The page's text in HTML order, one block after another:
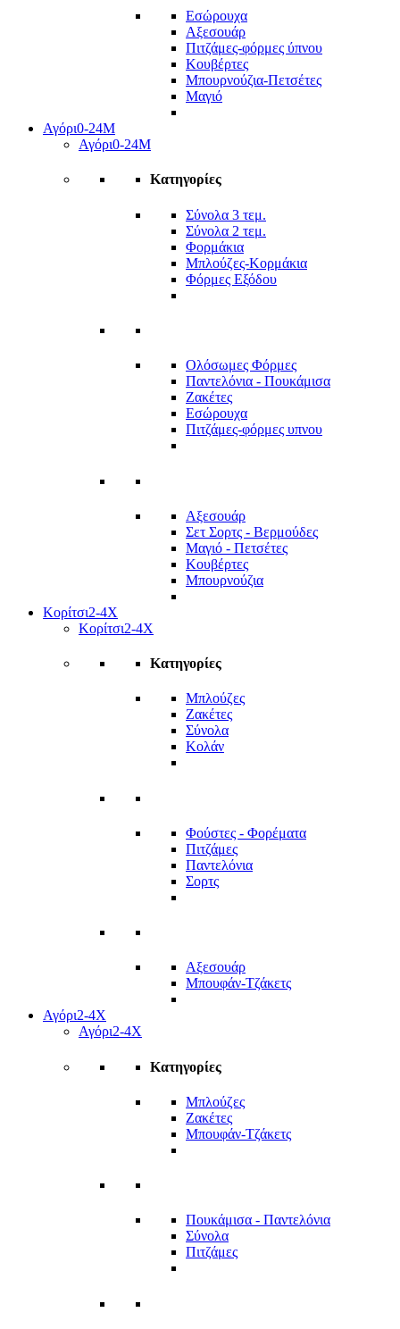
Εσώρουχα
Αξεσουάρ
Πιτζάμες-φόρμες ύπνου
Κουβέρτες
Μπουρνούζια-Πετσέτες
Μαγιό
Αγόρι0-24Μ
Αγόρι0-24Μ
Κατηγορίες
Σύνολα 3 τεμ.
Σύνολα 2 τεμ.
Φορμάκια
Μπλούζες-Κορμάκια
Φόρμες Εξόδου
Ολόσωμες Φόρμες
Παντελόνια - Πουκάμισα
Ζακέτες
Εσώρουχα
Πιτζάμες-φόρμες υπνου
Αξεσουάρ
Σετ Σορτς - Βερμούδες
Μαγιό - Πετσέτες
Κουβέρτες
Μπουρνούζια
Κορίτσι2-4Χ
Κορίτσι2-4Χ
Κατηγορίες
Μπλούζες
Ζακέτες
Σύνολα
Κολάν
Φούστες - Φορέματα
Πιτζάμες
Παντελόνια
Σορτς
Αξεσουάρ
Μπουφάν-Τζάκετς
Αγόρι2-4Χ
Αγόρι2-4Χ
Κατηγορίες
Μπλούζες
Ζακέτες
Μπουφάν-Τζάκετς
Πουκάμισα - Παντελόνια
Σύνολα
Πιτζάμες